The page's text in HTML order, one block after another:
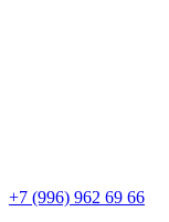
+7 (996) 962 69 66